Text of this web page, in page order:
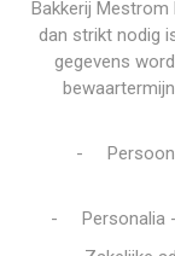
Bakkerij
dan strikt nodig
gegevens
-
-
Personalia